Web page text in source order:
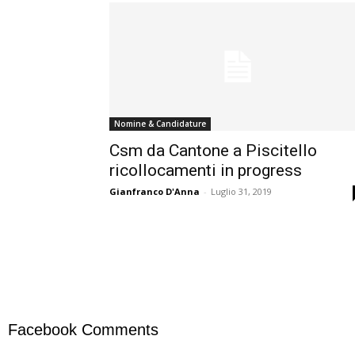
Nomine & Candidature
Csm da Cantone a Piscitello
ricollocamenti in progress
Gianfranco D'Anna - Luglio 31, 2019
Facebook Comments